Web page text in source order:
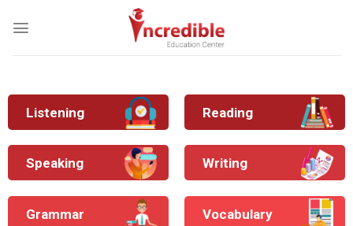
Listening Reading
Speaking Writing
Grammar Vocabulary